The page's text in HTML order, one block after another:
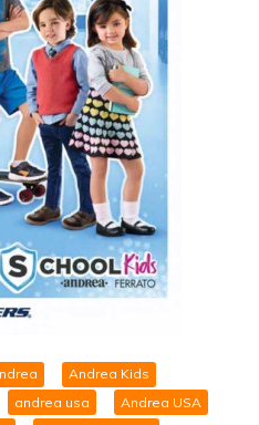
Andrea Kids
andrea usa
Andrea USA